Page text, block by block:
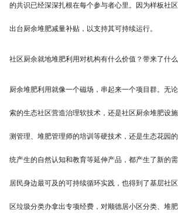
的共识已经深深扎根在每个参与者心里。因为样板社
出台厨余堆肥减量补贴，以支持其可持续运行。
社区厨余就地堆肥利用对机构有什么价值？带来了什
厨余堆肥利用就像一个磁场，串起来一个项目群。无
索的生态社区营造治理软技术，还是社区厨余堆肥设
测管理、堆肥管理师的培训等硬技术，还是生态花园
统产生的自然认知和教育等延伸产品，都产生了新的
居民身边最可及的可持续循环实践，也得到了基层社
区垃圾分类办拿出专项经费，对顺德居小区分类、堆